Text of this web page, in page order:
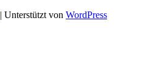
| Unterstützt von WordPress